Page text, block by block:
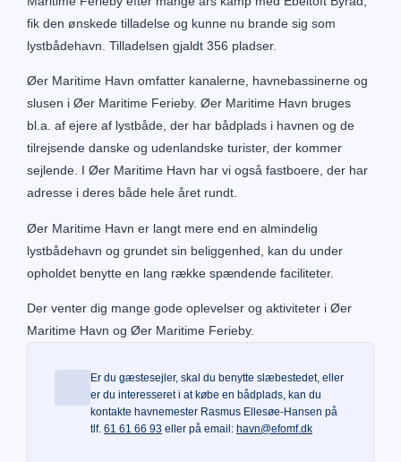
fik den ønskede tilladelse og kunne nu brande sig som
lystbådehavn. Tilladelsen gjaldt 356 pladser.
Øer Maritime Havn omfatter kanalerne, havnebassinerne og
slusen i Øer Maritime Ferieby. Øer Maritime Havn bruges
bl.a. af ejere af lystbåde, der har bådplads i havnen og de
tilrejsende danske og udenlandske turister, der kommer
sejlende. I Øer Maritime Havn har vi også fastboere, der har
adresse i deres både hele året rundt.
Øer Maritime Havn er langt mere end en almindelig
lystbådehavn og grundet sin beliggenhed, kan du under
opholdet benytte en lang række spændende faciliteter.
Der venter dig mange gode oplevelser og aktiviteter i Øer
Maritime Havn og Øer Maritime Ferieby.
Er du gæstesejler, skal du benytte slæbestedet, eller
er du interesseret i at købe en bådplads, kan du
kontakte havnemester Rasmus Ellesøe-Hansen på
tlf. 61 61 66 93 eller på email: havn@efomf.dk